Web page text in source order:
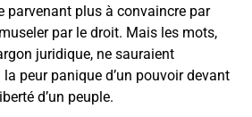
parvenant plus à convaincre par
par le droit. Mais les mots,
juridique, ne sauraient
la peur panique d’un pouvoir devant
d’un peuple.